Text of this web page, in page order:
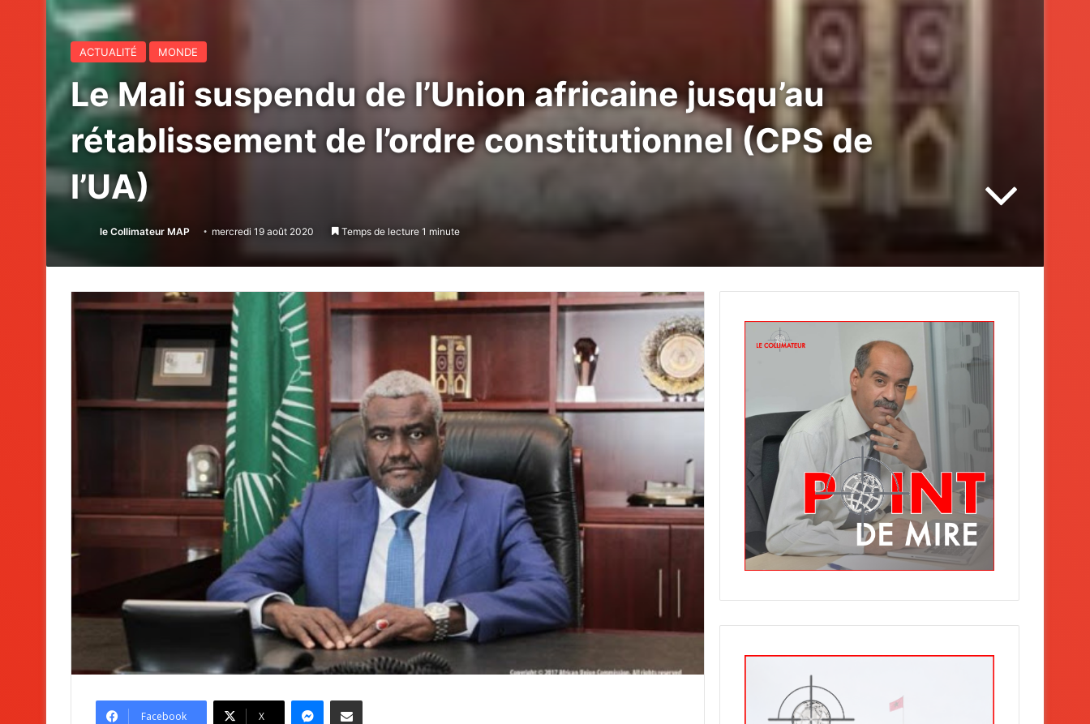
ACTUALITÉ MONDE
Le Mali suspendu de l’Union africaine jusqu’au
rétablissement de l’ordre constitutionnel (CPS de
l’UA)
le Collimateur MAP mercredi 19 août 2020 Temps de lecture 1 minute
Facebook X